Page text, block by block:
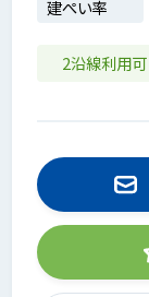
建ぺい率
2沿線利用可